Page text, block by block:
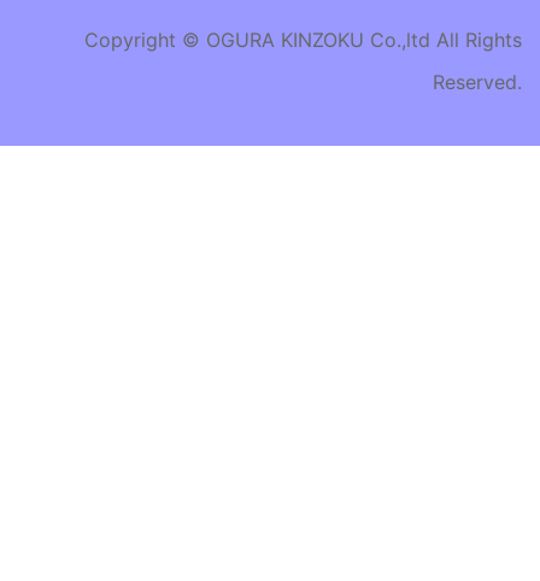
Copyright © OGURA KINZOKU Co.,ltd All Rights
Reserved.